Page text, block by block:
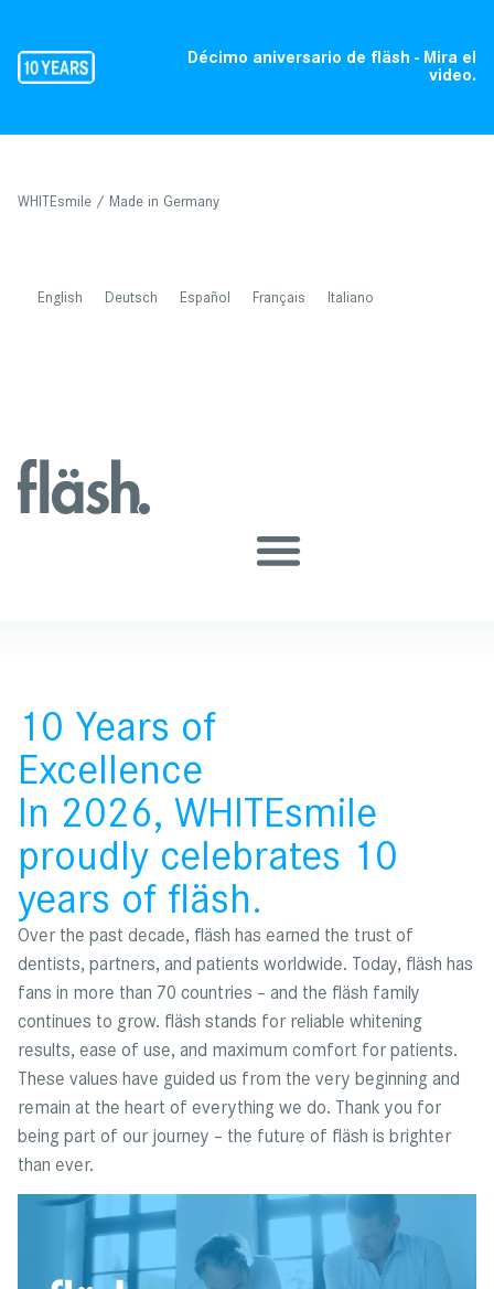
Décimo aniversario de fläsh - Mira el
video.
WHITEsmile / Made in Germany
English Deutsch Español Français Italiano
10 Years of
Excellence
In 2026, WHITEsmile
proudly celebrates 10
years of fläsh.
Over the past decade, fläsh has earned the trust of
dentists, partners, and patients worldwide. Today, fläsh has
fans in more than 70 countries – and the fläsh family
continues to grow. fläsh stands for reliable whitening
results, ease of use, and maximum comfort for patients.
These values have guided us from the very beginning and
remain at the heart of everything we do. Thank you for
being part of our journey – the future of fläsh is brighter
than ever.